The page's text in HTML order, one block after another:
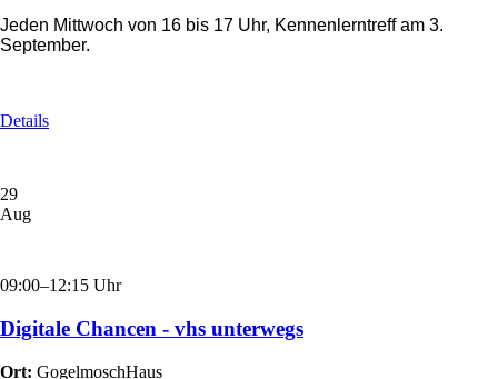
Jeden Mittwoch von 16 bis 17 Uhr, Kennenlerntreff am 3.
September.
Details
29
Aug
09:00–12:15 Uhr
Digitale Chancen - vhs unterwegs
Ort: GogelmoschHaus